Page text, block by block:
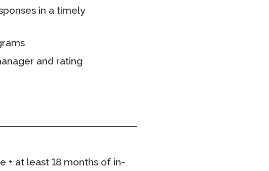
in a timely
and rating
+ at least 18 months of in-